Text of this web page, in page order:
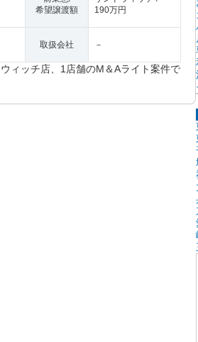
希望譲渡額
190万円
取扱会社 －
ィッチ店、1店舗のM＆Aライト案件で